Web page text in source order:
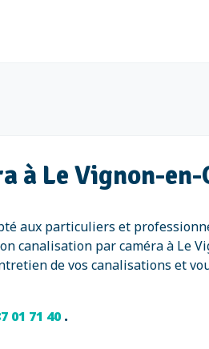
à Le Vignon-
aux particuliers et
canalisation par caméra à Le
de vos canalisations et
01 71 40.